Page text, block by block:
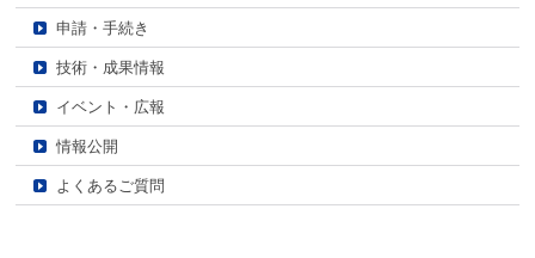
申請・手続き
技術・成果情報
イベント・広報
情報公開
よくあるご質問